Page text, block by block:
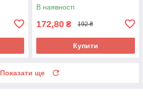
В наявності
172,80 ₴ 192 ₴
Купити
Показати ще